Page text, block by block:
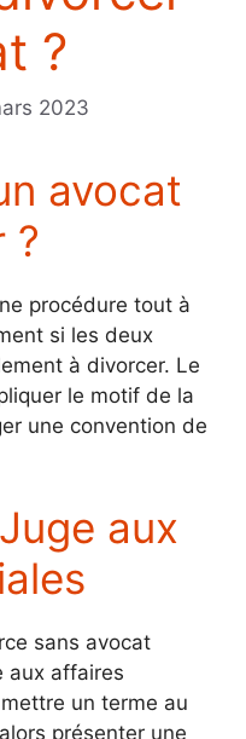
?
2023
avocat
?
procédure tout à
si les deux
à divorcer. Le
le motif de la
une convention de
aux
sans avocat
aux affaires
un terme au
présenter une